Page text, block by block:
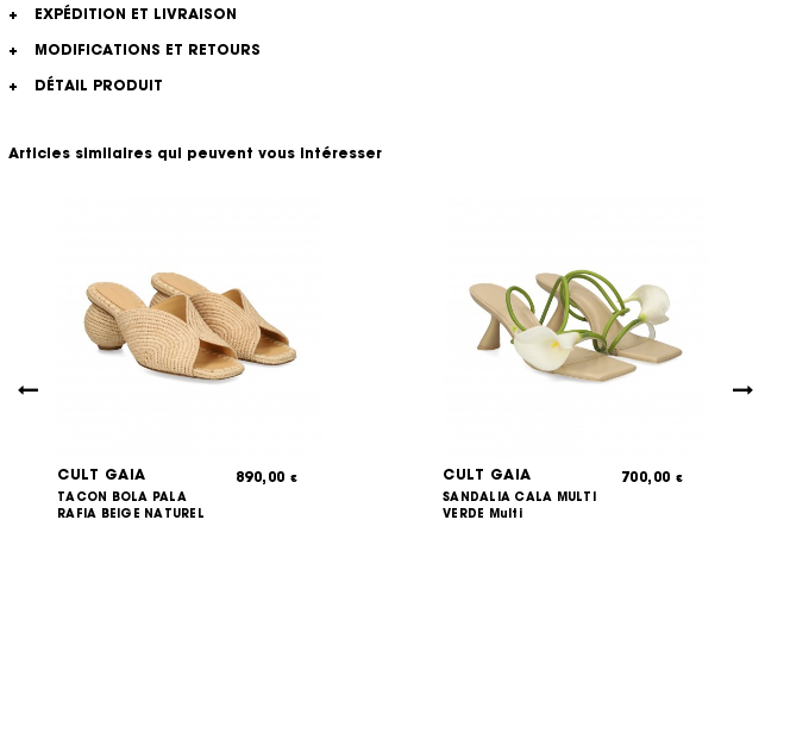
+
EXPÉDITION ET LIVRAISON
+
MODIFICATIONS ET RETOURS
+
DÉTAIL PRODUIT
Articles similaires qui peuvent vous intéresser
CULT GAIA
TACON BOLA PALA
RAFIA BEIGE NATUREL
890,00€ CULT GAIA
SANDALIA CALA MULTI
VERDE Multi
700,00€